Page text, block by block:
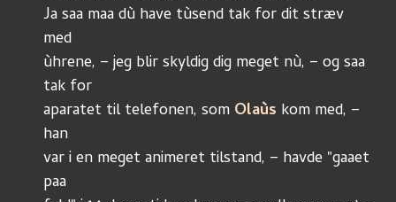
Ja saa maa dù have tùsend tak for dit stræv
med
ùhrene, – jeg blir skyldig dig meget nù, – og saa
tak for
aparatet til telefonen, som Olaùs kom med, –
han
var i en meget animeret tilstand, – havde "gaaet
paa